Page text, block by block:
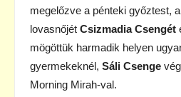
megelőzve a pénteki győztest,
lovasnőjét Csizmadia Csengét
mögöttük harmadik helyen
gyermekeknél, Sáli Csenge
Morning Mirah-val.